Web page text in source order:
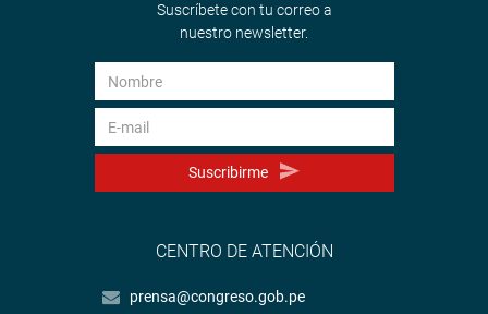
Suscríbete con tu correo a
nuestro newsletter.
Suscribirme
CENTRO DE ATENCIÓN
prensa@congreso.gob.pe